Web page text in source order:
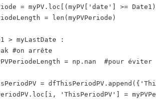
= myPV.loc[(myPV['date'] >=
= len(myPVPeriode)
> myLastDate :
#on arrête
= np.nan  #pour
=
'ThisPeriodPV'] =